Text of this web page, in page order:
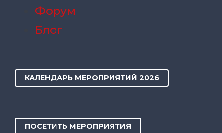
Форум
Блог
КАЛЕНДАРЬ МЕРОПРИЯТИЙ 2026
ПОСЕТИТЬ МЕРОПРИЯТИЯ